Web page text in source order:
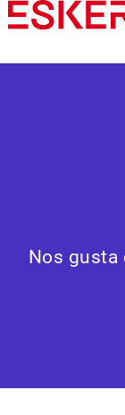
Skip
to
content
Nos gusta